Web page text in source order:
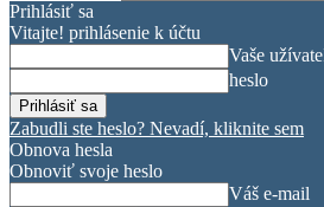
Prihlásiť sa
Vitajte! prihlásenie k účtu
Vaše
heslo
Zabudli ste heslo? Nevadí, kliknite sem
Obnova hesla
Obnoviť svoje heslo
Váš e-mail